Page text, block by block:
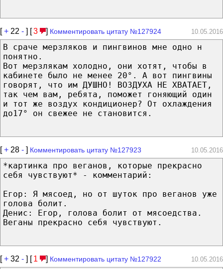
[+ 22 - ] [3 ] Комментировать цитату №127924 10.05.2016
В сраче мерзляков и пингвинов мне одно н
понятно.
Вот мерзлякам холодно, они хотят, чтобы в
кабинете было не менее 20°. А вот пингвины
говорят, что им ДУШНО! ВОЗДУХА НЕ ХВАТАЕТ,
так чем вам, ребята, поможет гоняющий один
и тот же воздух кондиционер? От охлаждения
до17° он свежее не становится.
[+ 28 - ] Комментировать цитату №127923 10.05.2016
*картинка про веганов, которые прекрасно
себя чувствуют* - комментарий:
Егор: Я мясоед, но от шуток про веганов уже
голова болит.
Денис: Егор, голова болит от мясоедства.
Веганы прекрасно себя чувствуют.
[+ 32 - ] [ 1 ] Комментировать цитату №127922 10.05.2016